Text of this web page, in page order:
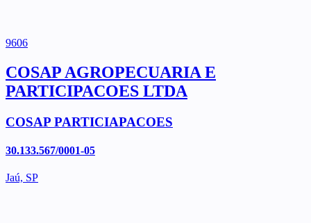
9606
COSAP AGROPECUARIA E
PARTICIPACOES LTDA
COSAP PARTICIAPACOES
30.133.567/0001-05
Jaú, SP